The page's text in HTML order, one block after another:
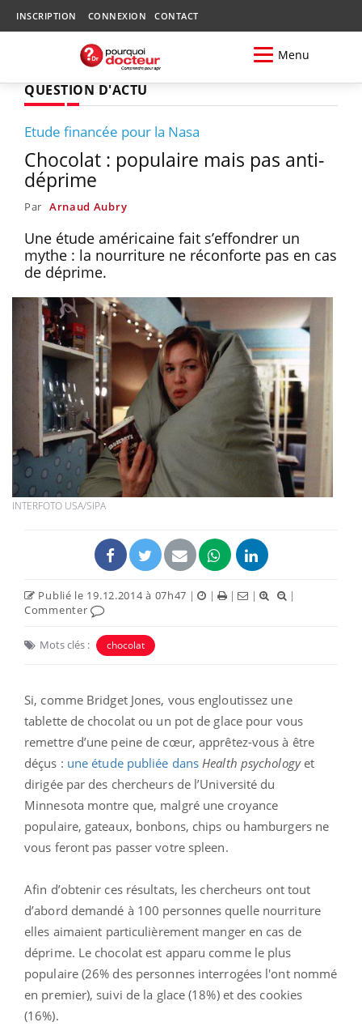
INSCRIPTION CONNEXION CONTACT
Menu
QUESTION D'ACTU
Etude financée pour la Nasa
Chocolat : populaire mais pas anti-
déprime
Par Arnaud Aubry
Une étude américaine fait s’effondrer un
mythe : la nourriture ne réconforte pas en cas
de déprime.
INTERFOTO USA/SIPA
Publié le 19.12.2014 à 07h47 | | | |
|
Commenter
Mots clés : chocolat
Si, comme Bridget Jones, vous engloutissez une
tablette de chocolat ou un pot de glace pour vous
remettre d’une peine de cœur, apprêtez-vous à être
déçus : une étude publiée dans Health psychologyet
dirigée par des chercheurs de l’Université du
Minnesota montre que, malgré une croyance
populaire, gateaux, bonbons, chips ou hamburgers ne
vous feront pas passer votre spleen.
Afin d’obtenir ces résultats, les chercheurs ont tout
d’abord demandé à 100 personnes quelle nourriture
elles aimaient particulièrement manger en cas de
déprime. Le chocolat est apparu comme le plus
populaire (26% des personnes interrogées l'ont nommé
en premier), suivi de la glace (18%) et des cookies
(16%).